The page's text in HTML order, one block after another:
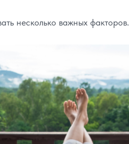
несколько важных факторов.